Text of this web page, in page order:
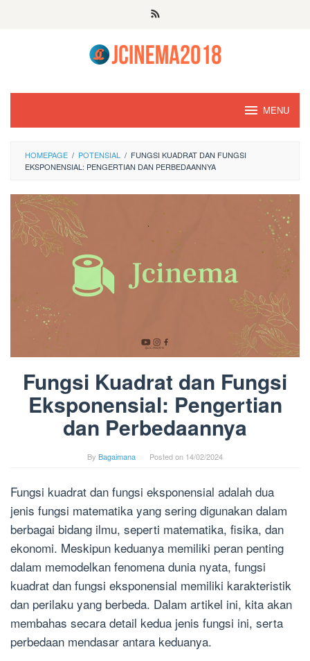
MENU
HOMEPAGE / POTENSIAL / FUNGSI KUADRAT DAN FUNGSI
EKSPONENSIAL: PENGERTIAN DAN PERBEDAANNYA
Fungsi Kuadrat dan Fungsi
Eksponensial: Pengertian
dan Perbedaannya
By Bagaimana Posted on 14/02/2024
Fungsi kuadrat dan fungsi eksponensial adalah dua
jenis fungsi matematika yang sering digunakan dalam
berbagai bidang ilmu, seperti matematika, fisika, dan
ekonomi. Meskipun keduanya memiliki peran penting
dalam memodelkan fenomena dunia nyata, fungsi
kuadrat dan fungsi eksponensial memiliki karakteristik
dan perilaku yang berbeda. Dalam artikel ini, kita akan
membahas secara detail kedua jenis fungsi ini, serta
perbedaan mendasar antara keduanya.